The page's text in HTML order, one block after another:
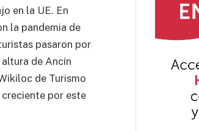
en la UE. En
la pandemia de
pasaron por
de Ancín
de Turismo
por este